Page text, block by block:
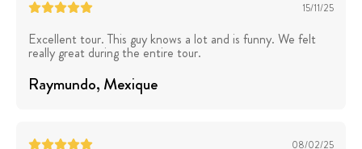
15/11/25
Excellent tour. This guy knows a lot and is funny. We felt
really great during the entire tour.
Raymundo, Mexique
08/02/25